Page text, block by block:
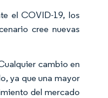
el COVID-19, los
cree nuevas
cambio en
ya que una mayor
del mercado